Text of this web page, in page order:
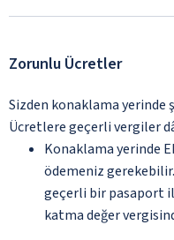
Zorunlu Ücretler
Sizden konaklama
Ücretlere geçerli vergiler
Konaklama yerinde
ödemeniz
geçerli bir pasaport
katma değer